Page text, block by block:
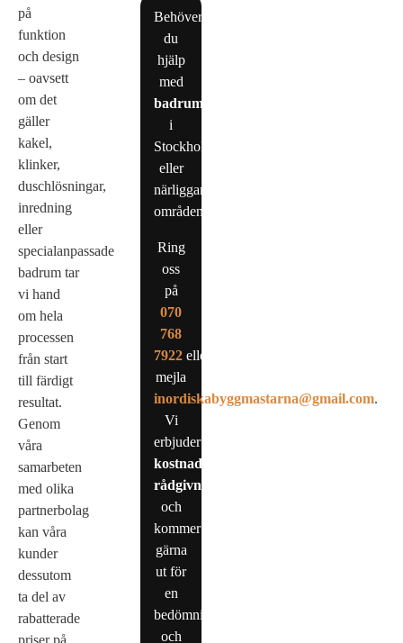
på
funktion
och design
– oavsett
om det
gäller
kakel,
klinker,
duschlösningar,
inredning
eller
specialanpassade
badrum tar
vi hand
om hela
processen
från start
till färdigt
resultat.
Genom
våra
samarbeten
med olika
partnerbolag
kan våra
kunder
dessutom
ta del av
rabatterade
priser på
Behöver
du
hjälp
med
badrumsrenovering
i
Stockholm
eller
närliggande
områden?
Ring
oss
på
070
768
7922 eller
mejla
inordiskabyggmastarna@gmail.com.
Vi
erbjuder
kostnadsfri
rådgivning
och
kommer
gärna
ut för
en
bedömning
och